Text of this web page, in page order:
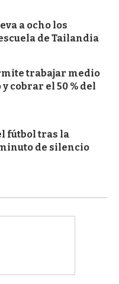
a ocho los
de Tailandia
trabajar medio
cobrar el 50 % del
fútbol tras la
de silencio